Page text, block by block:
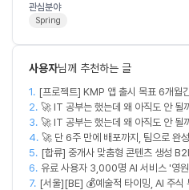
관심분야
Spring
사용자님께 추천하는 글
1. [프로젝트] KMP 앱 출시 목표 6개월
프로젝트 팀원 모집
2. 🚀 IT 공부는 했는데 왜 아직도 안 될까요? | AI와 함께
실무 중심 IT 모임 🤖
3. 🚀 IT 공부는 했는데 왜 아직도 안 될까요? | AI와 함께
실무 중심 IT 모임 🤖
4. 🚀 단 6주 만에 배포까지, 팀으로 완
젝트 [스위프 웹 15기] 🚀
5. [합류] 중개사 맞춤형 콘텐츠 생성
과 함께 하실 멤버를 모집합니다!
6. 유료 사용자 3,000명 AI 서비스 '영
팀원 모집
7. [서울][BE] 💰예술적 타이밍, AI 주식